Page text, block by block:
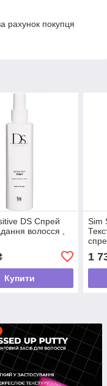
рахунок покупця
DS Спрей
волосся ,
Купити
Sim
1